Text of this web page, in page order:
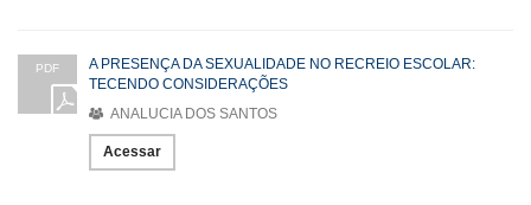
PDF
A PRESENÇA DA SEXUALIDADE NO RECREIO ESCOLAR:
TECENDO CONSIDERAÇÕES
ANALUCIA DOS SANTOS
Acessar